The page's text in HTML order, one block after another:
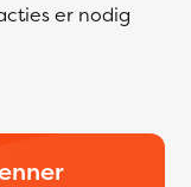
er nodig